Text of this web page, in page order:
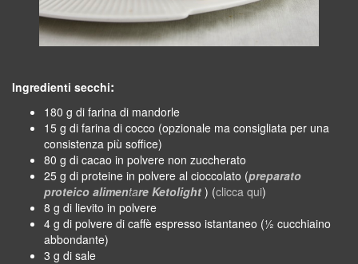
Ingredienti secchi:
180 g di farina di mandorle
15 g di farina di cocco (opzionale ma consigliata per una
consistenza più soffice)
80 g di cacao in polvere non zuccherato
25 g di proteine in polvere al cioccolato (preparato
proteico alimentare Ketolight ) (clicca qui)
8 g di lievito in polvere
4 g di polvere di caffè espresso istantaneo (½ cucchiaino
abbondante)
3 g di sale